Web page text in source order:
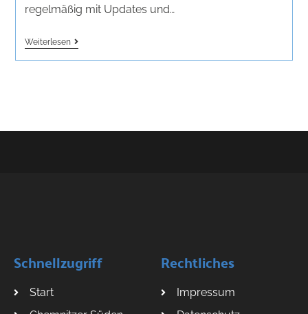
regelmäßig mit Updates und…
Weiterlesen
Schnellzugriff
Start
Rechtliches
Impressum